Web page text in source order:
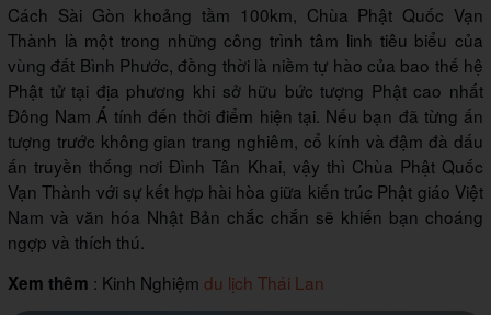
Cách Sài Gòn khoảng tầm 100km, Chùa Phật Quốc Vạn
Thành là một trong những công trình tâm linh tiêu biểu của
vùng đất Bình Phước, đồng thời là niềm tự hào của bao thế hệ
Phật tử tại địa phương khi sở hữu bức tượng Phật cao nhất
Đông Nam Á tính đến thời điểm hiện tại. Nếu bạn đã từng ấn
tượng trước không gian trang nghiêm, cổ kính và đậm đà dấu
ấn truyền thống nơi Đình Tân Khai, vậy thì Chùa Phật Quốc
Vạn Thành với sự kết hợp hài hòa giữa kiến trúc Phật giáo Việt
Nam và văn hóa Nhật Bản chắc chắn sẽ khiến bạn choáng
ngợp và thích thú.
Xem thêm : Kinh Nghiệm du lịch Thái Lan